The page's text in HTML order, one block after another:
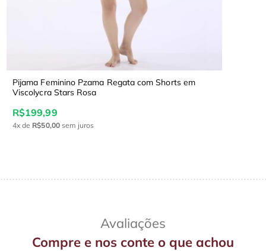
Pijama Feminino Pzama Regata com Shorts em
Viscolycra Stars Rosa
R$199,99
4x de R$50,00sem juros
Avaliações
Compre e nos conte o que achou